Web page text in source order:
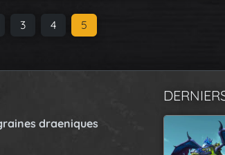
P
3
P
4
C
t
5
draeniques